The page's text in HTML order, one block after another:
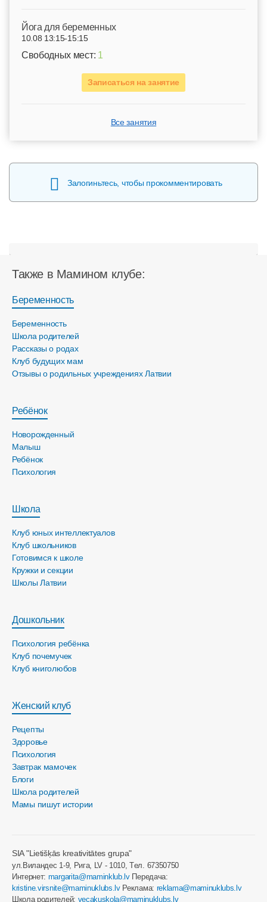
Йога для беременных
10.08 13:15-15:15
Свободных мест: 1
Записаться на занятие
Все занятия
Залогиньтесь, чтобы прокомментировать
Также в Мамином клубе:
Беременность
Беременность
Школа родителей
Рассказы о родах
Клуб будущих мам
Отзывы о родильных учреждениях Латвии
Ребёнок
Новорожденный
Малыш
Ребёнок
Психология
Школа
Клуб юных интеллектуалов
Клуб школьников
Готовимся к школе
Кружки и секции
Школы Латвии
Дошкольник
Психология ребёнка
Клуб почемучек
Клуб книголюбов
Женский клуб
Рецепты
Здоровье
Психология
Завтрак мамочек
Блоги
Школа родителей
Мамы пишут истории
SIA "Lietišķās kreativitātes grupa"
ул.Виландес 1-9, Рига, LV - 1010, Tел. 67350750
Интернет: margarita@maminklub.lvПередача:
kristine.virsnite@maminuklubs.lvРеклама: reklama@maminuklubs.lv
Школа родителей: vecakuskola@maminuklubs.lv